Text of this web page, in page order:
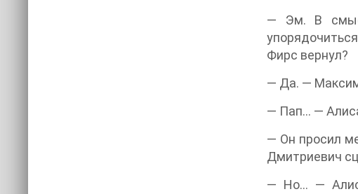
— Эм. В
Фирс вернул?
— Да. —
— Пап… —
— Он просил
Дмитриевич
— Но… —